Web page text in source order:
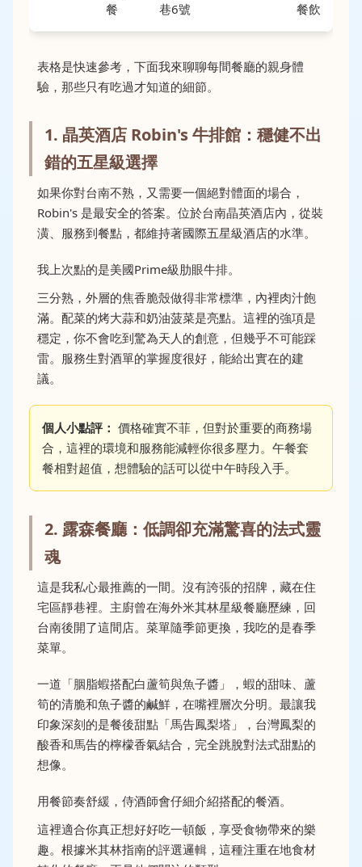
餐
巷6號
餐飲
表格是快速參考，下面我來聊聊每間餐廳的親身體
驗，那些只有吃過才知道的細節。
1. 晶英酒店 Robin's 牛排館：穩健不出
錯的五星級選擇
如果你對台南不熟，又需要一個絕對體面的場合，
Robin's 是最安全的答案。位於台南晶英酒店內，從裝
潢、服務到餐點，都維持著國際五星級酒店的水準。
我上次點的是美國Prime級肋眼牛排。
三分熟，外層的焦香脆殼做得非常標準，內裡肉汁飽
滿。配菜的烤大蒜和奶油菠菜是亮點。這裡的強項是
穩定，你不會吃到驚為天人的創意，但幾乎不可能踩
雷。服務生對酒單的掌握度很好，能給出實在的建
議。
個人小點評： 價格確實不菲，但對於重要的商務場
合，這裡的環境和服務能減輕你很多壓力。午餐套
餐相對超值，想體驗的話可以從中午時段入手。
2. 露森餐廳：低調卻充滿驚喜的法式靈
魂
這是我私心最推薦的一間。沒有誇張的招牌，藏在住
宅區靜巷裡。主廚曾在海外米其林星級餐廳歷練，回
台南後開了這間店。菜單隨季節更換，我吃的是春季
菜單。
一道「胭脂蝦搭配白蘆筍與魚子醬」，蝦的甜味、蘆
筍的清脆和魚子醬的鹹鮮，在嘴裡層次分明。最讓我
印象深刻的是餐後甜點「馬告鳳梨塔」，台灣鳳梨的
酸香和馬告的檸檬香氣結合，完全跳脫對法式甜點的
想像。
用餐節奏舒緩，侍酒師會仔細介紹搭配的餐酒。
這裡適合你真正想好好吃一頓飯，享受食物帶來的樂
趣。根據米其林指南的評選邏輯，這種注重在地食材